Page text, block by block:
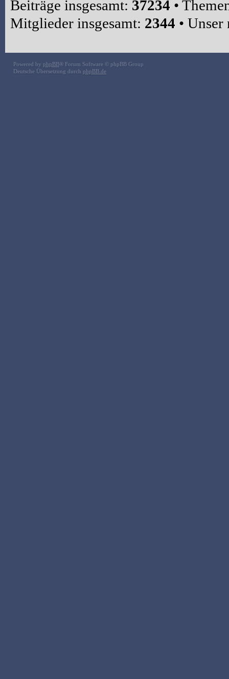
Beiträge insgesamt: 37234 •
Mitglieder insgesamt: 2344 •
Powered by phpBB® Forum Software © phpBB Group
Deutsche Übersetzung durch phpBB.de